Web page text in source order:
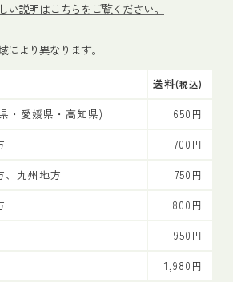
い説明はこちらをご覧ください。
より異なります。
送料(税込)
・愛媛県・高知県)
650円
700円
、九州地方
750円
800円
950円
1,980円